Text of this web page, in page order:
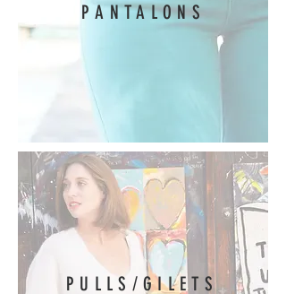
PANTALONS
PULLS/GILETS